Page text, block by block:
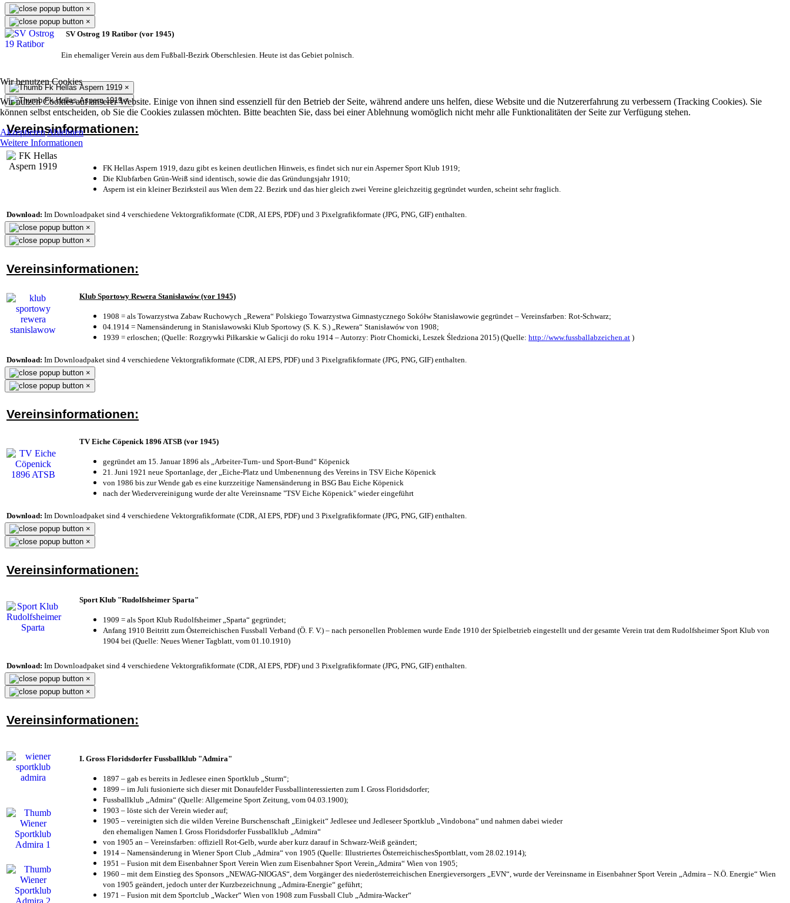
Wir benutzen Cookies
Wir nutzen Cookies auf unserer Website. Einige von ihnen sind essenziell für den Betrieb der Seite, während andere uns helfen, diese Website und die Nutzererfahrung zu verbessern (Tracking Cookies). Sie
können selbst entscheiden, ob Sie die Cookies zulassen möchten. Bitte beachten Sie, dass bei einer Ablehnung womöglich nicht mehr alle Funktionalitäten der Seite zur Verfügung stehen.
AkzeptierenAblehnen
Weitere Informationen
×
×
SV Ostrog 19 Ratibor (vor 1945)
Ein ehemaliger Verein aus dem Fußball-Bezirk Oberschlesien. Heute ist das Gebiet polnisch.
×
×
Vereinsinformationen:
FK Hellas Aspern 1919, dazu gibt es keinen deutlichen Hinweis, es findet sich nur ein Asperner Sport Klub 1919;
Die Klubfarben Grün-Weiß sind identisch, sowie die das Gründungsjahr 1910;
Aspern ist ein kleiner Bezirksteil aus Wien dem 22. Bezirk und das hier gleich zwei Vereine gleichzeitig gegründet wurden, scheint sehr fraglich.
Download: Im Downloadpaket sind 4 verschiedene Vektorgrafikformate (CDR, AI EPS, PDF) und 3 Pixelgrafikformate (JPG, PNG, GIF) enthalten.
×
×
Vereinsinformationen:
Klub Sportowy Rewera Stanisławów (vor 1945)
1908 = als Towarzystwa Zabaw Ruchowych „Rewera“ Polskiego Towarzystwa Gimnastycznego Sokółw Stanisławowie gegründet – Vereinsfarben: Rot-Schwarz;
04.1914 = Namensänderung in Stanisławowski Klub Sportowy (S. K. S.) „Rewera“ Stanisławów von 1908;
1939 = erloschen; (Quelle: Rozgrywki Piłkarskie w Galicji do roku 1914 – Autorzy: Piotr Chomicki, Leszek Śledziona 2015) (Quelle: http://www.fussballabzeichen.at )
Download: Im Downloadpaket sind 4 verschiedene Vektorgrafikformate (CDR, AI EPS, PDF) und 3 Pixelgrafikformate (JPG, PNG, GIF) enthalten.
×
×
Vereinsinformationen:
TV Eiche Cöpenick 1896 ATSB (vor 1945)
gegründet am 15. Januar 1896 als „Arbeiter-Turn- und Sport-Bund“ Köpenick
21. Juni 1921 neue Sportanlage, der „Eiche-Platz und Umbenennung des Vereins in TSV Eiche Köpenick
von 1986 bis zur Wende gab es eine kurzzeitige Namensänderung in BSG Bau Eiche Köpenick
nach der Wiedervereinigung wurde der alte Vereinsname "TSV Eiche Köpenick" wieder eingeführt
Download: Im Downloadpaket sind 4 verschiedene Vektorgrafikformate (CDR, AI EPS, PDF) und 3 Pixelgrafikformate (JPG, PNG, GIF) enthalten.
×
×
Vereinsinformationen:
Sport Klub "Rudolfsheimer Sparta"
1909 = als Sport Klub Rudolfsheimer „Sparta“ gegründet;
Anfang 1910 Beitritt zum Österreichischen Fussball Verband (Ö. F. V.) – nach personellen Problemen wurde Ende 1910 der Spielbetrieb eingestellt und der gesamte Verein trat dem Rudolfsheimer Sport Klub von
1904 bei (Quelle: Neues Wiener Tagblatt, vom 01.10.1910)
Download: Im Downloadpaket sind 4 verschiedene Vektorgrafikformate (CDR, AI EPS, PDF) und 3 Pixelgrafikformate (JPG, PNG, GIF) enthalten.
×
×
Vereinsinformationen:
I. Gross Floridsdorfer Fussballklub "Admira"
1897 – gab es bereits in Jedlesee einen Sportklub „Sturm“;
1899 – im Juli fusionierte sich dieser mit Donaufelder Fussballinteressierten zum I. Gross Floridsdorfer;
Fussballklub „Admira“ (Quelle: Allgemeine Sport Zeitung, vom 04.03.1900);
1903 – löste sich der Verein wieder auf;
1905 – vereinigten sich die wilden Vereine Burschenschaft „Einigkeit“ Jedlesee und Jedleseer Sportklub „Vindobona“ und nahmen dabei wieder
den ehemaligen Namen I. Gross Floridsdorfer Fussballklub „Admira“
von 1905 an – Vereinsfarben: offiziell Rot-Gelb, wurde aber kurz darauf in Schwarz-Weiß geändert;
1914 – Namensänderung in Wiener Sport Club „Admira“ von 1905 (Quelle: Illustriertes ÖsterreichischesSportblatt, vom 28.02.1914);
1951 – Fusion mit dem Eisenbahner Sport Verein Wien zum Eisenbahner Sport Verein„Admira“ Wien von 1905;
1960 – mit dem Einstieg des Sponsors „NEWAG-NIOGAS“, dem Vorgänger des niederösterreichischen Energieversorgers „EVN“, wurde der Vereinsname in Eisenbahner Sport Verein „Admira – N.Ö. Energie“ Wien
von 1905 geändert, jedoch unter der Kurzbezeichnung „Admira-Energie“ geführt;
1971 – Fusion mit dem Sportclub „Wacker“ Wien von 1908 zum Fussball Club „Admira-Wacker“